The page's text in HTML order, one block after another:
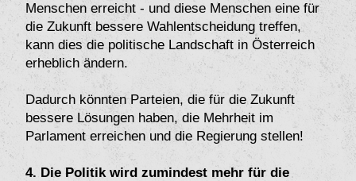
Menschen erreicht - und diese Menschen eine für
die Zukunft bessere Wahlentscheidung treffen,
kann dies die politische Landschaft in Österreich
erheblich ändern.
Dadurch könnten Parteien, die für die Zukunft
bessere Lösungen haben, die Mehrheit im
Parlament erreichen und die Regierung stellen!
4. Die Politik wird zumindest mehr für die